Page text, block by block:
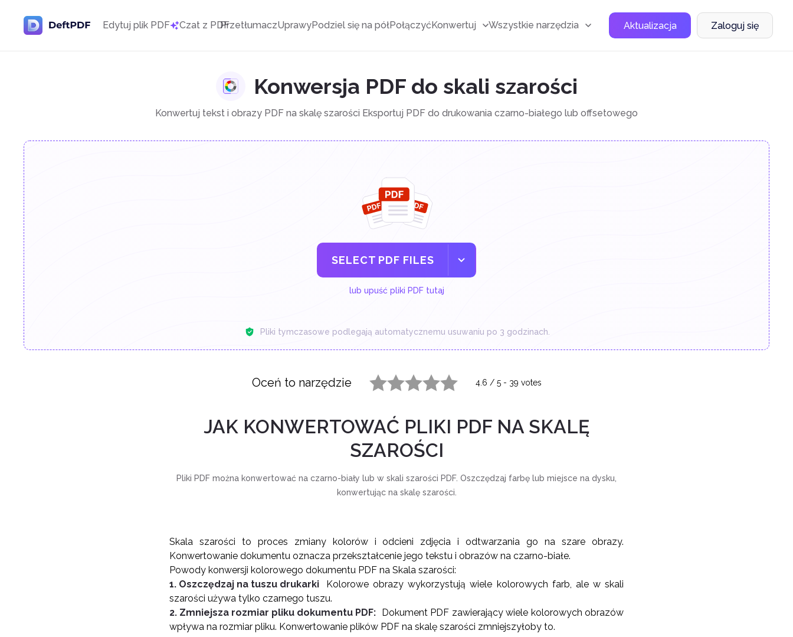
Edytuj plik PDF Czat z PDFPrzetłumaczUprawyPodziel się na półPołączyćKonwertuj Wszystkie narzędzia Aktualizacja Zaloguj się
Konwersja PDF do skali szarości
Konwertuj tekst i obrazy PDF na skalę szarości Eksportuj PDF do drukowania czarno-białego lub offsetowego
SELECT PDF FILES
lub upuść pliki PDF tutaj
Pliki tymczasowe podlegają automatycznemu usuwaniu po 3 godzinach.
Oceń to narzędzie 4.6 / 5- 39 votes
JAK KONWERTOWAĆ PLIKI PDF NA SKALĘ
SZAROŚCI
Pliki PDF można konwertować na czarno-biały lub w skali szarości PDF. Oszczędzaj farbę lub miejsce na dysku,
konwertując na skalę szarości.
Skala szarości to proces zmiany kolorów i odcieni zdjęcia i odtwarzania go na szare obrazy.
Konwertowanie dokumentu oznacza przekształcenie jego tekstu i obrazów na czarno-białe.
Powody konwersji kolorowego dokumentu PDF na Skala szarości:
1. Oszczędzaj na tuszu drukarki
Kolorowe obrazy wykorzystują wiele kolorowych farb, ale w skali
szarości używa tylko czarnego tuszu.
2. Zmniejsza rozmiar pliku dokumentu PDF: Dokument PDF zawierający wiele kolorowych obrazów
wpływa na rozmiar pliku. Konwertowanie plików PDF na skalę szarości zmniejszyłoby to.